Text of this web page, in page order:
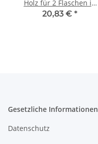
Holz für 2 Flaschen in
Eiche Dunkel
20,83 € *
Gesetzliche Informationen
Datenschutz